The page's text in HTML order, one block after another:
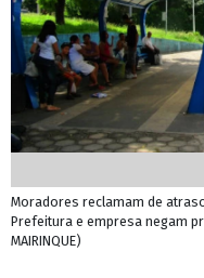
Moradores reclamam de
Prefeitura e empresa negam
MAIRINQUE)